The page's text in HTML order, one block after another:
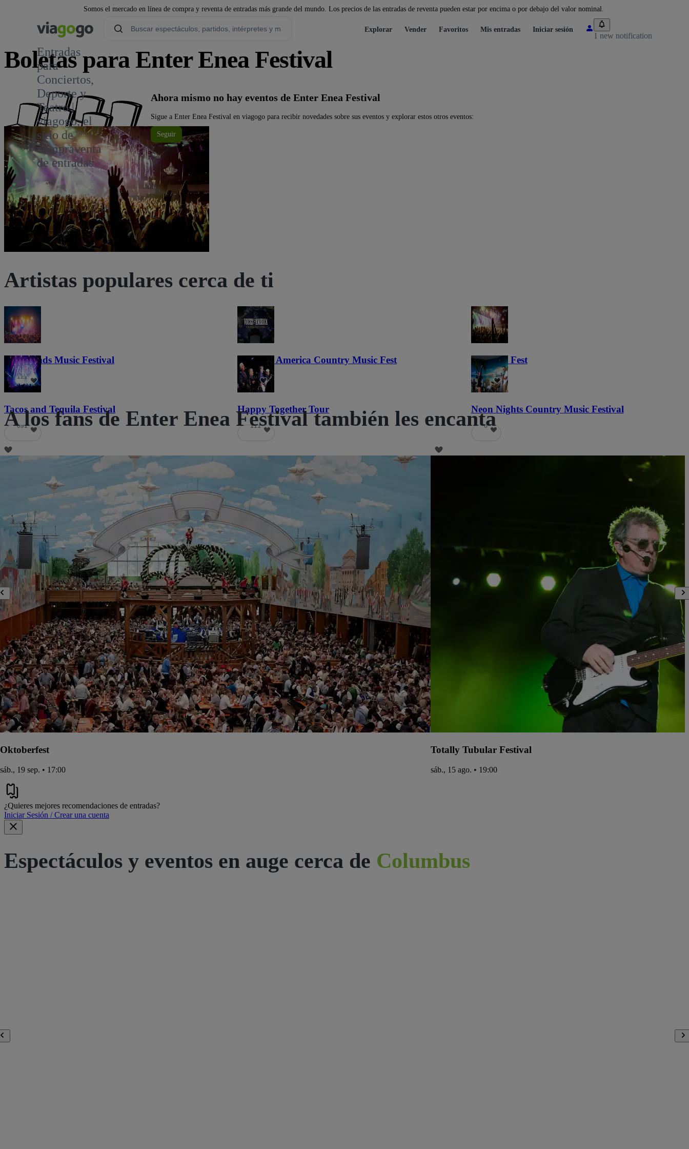
Somos el mercado en línea de compra y reventa de entradas más grande del mundo. Los precios de las entradas de reventa pueden estar por encima o por debajo del valor nominal.
Entradas
para
Conciertos,
Deporte y
Teatro |
viagogo, el
sitio de
compraventa
de entradas
Explorar Vender Favoritos Mis entradas Iniciar sesión
1 new notification
Boletas para Enter Enea Festival
Ahora mismo no hay eventos de Enter Enea Festival
Sigue a Enter Enea Festival en viagogo para recibir novedades sobre sus eventos y explorar estos otros eventos:
Seguir
Artistas populares cerca de ti
Lost Lands Music Festival
121
Voices of America Country Music Fest
36
Haunted Fest
59
Tacos and Tequila Festival
691
Happy Together Tour
111
Neon Nights Country Music Festival
6
A los fans de Enter Enea Festival también les encanta
Oktoberfest
sáb., 19 sep. • 17:00
Totally Tubular Festival
sáb., 15 ago. • 19:00
¿Quieres mejores recomendaciones de entradas?
Iniciar Sesión / Crear una cuenta
Espectáculos y eventos en auge cerca de Columbus